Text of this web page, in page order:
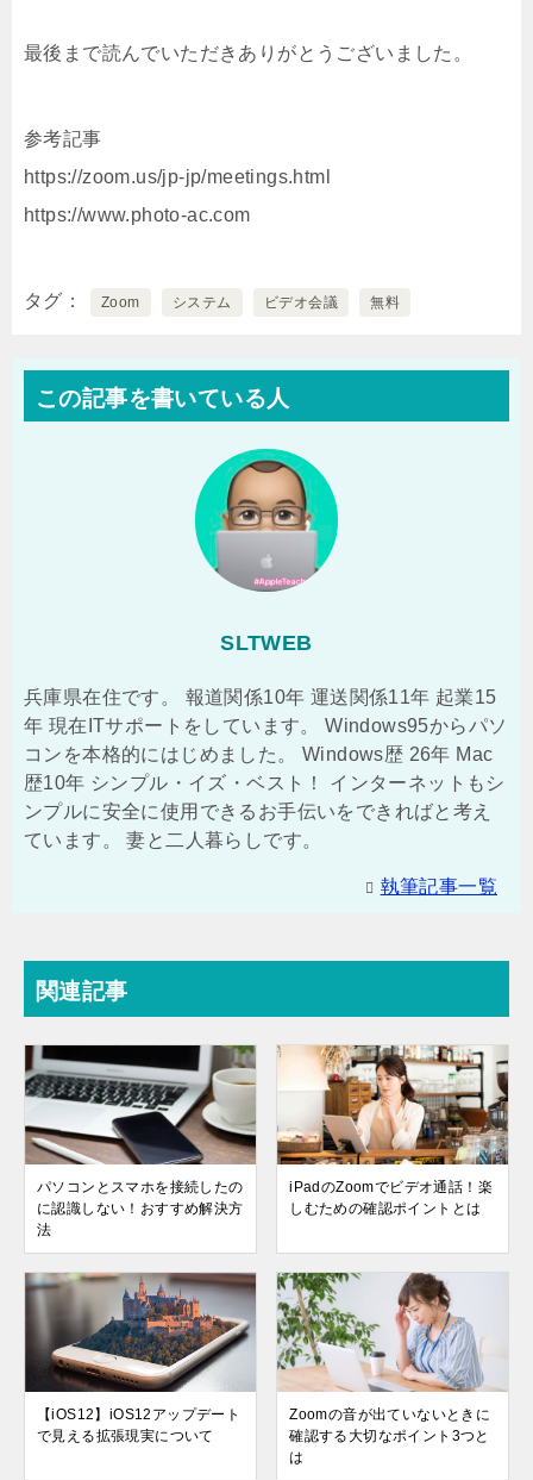
最後まで読んでいただきありがとうございました。
参考記事
https://zoom.us/jp-jp/meetings.html
https://www.photo-ac.com
タグ Zoom システム ビデオ会議 無料
この記事を書いている人
SLTWEB
兵庫県在住です。 報道関係10年 運送関係11年 起業15
年 現在ITサポートをしています。 Windows95からパソ
コンを本格的にはじめました。 Windows歴 26年 Mac
歴10年 シンプル・イズ・ベスト！ インターネットもシ
ンプルに安全に使用できるお手伝いをできればと考え
ています。 妻と二人暮らしです。
執筆記事一覧
関連記事
パソコンとスマホを接続したの
に認識しない！おすすめ解決方
法
iPadのZoomでビデオ通話！楽
しむための確認ポイントとは
【iOS12】iOS12アップデート
で見える拡張現実について
Zoomの音が出ていないときに
確認する大切なポイント3つと
は